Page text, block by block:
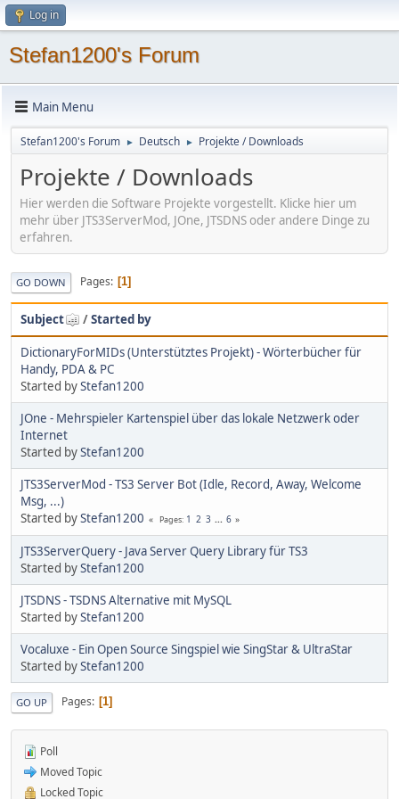
Log in
Stefan1200's Forum
Main Menu
Stefan1200's Forum ► Deutsch ► Projekte / Downloads
Projekte / Downloads
Hier werden die Software Projekte vorgestellt. Klicke hier um
mehr über JTS3ServerMod, JOne, JTSDNS oder andere Dinge zu
erfahren.
GO DOWN Pages 1
Subject /Started by
DictionaryForMIDs (Unterstütztes Projekt) - Wörterbücher für
Handy, PDA & PC
Started byStefan1200
JOne - Mehrspieler Kartenspiel über das lokale Netzwerk oder
Internet
Started byStefan1200
JTS3ServerMod - TS3 Server Bot (Idle, Record, Away, Welcome
Msg, ...)
Started byStefan1200 Pages 1 2 3 ... 6
JTS3ServerQuery - Java Server Query Library für TS3
Started byStefan1200
JTSDNS - TSDNS Alternative mit MySQL
Started byStefan1200
Vocaluxe - Ein Open Source Singspiel wie SingStar & UltraStar
Started byStefan1200
GO UP Pages 1
Poll
Moved Topic
Locked Topic